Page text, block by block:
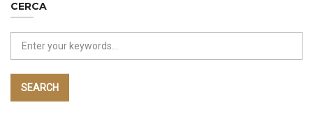
CERCA
SEARCH